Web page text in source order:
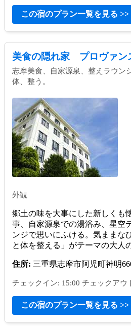
この宿のプラン一覧を見る >>
美食の隠れ家 プロヴァン
志摩美食、自家源泉、整えラウン
体、整う。
外観
郷土の味を大事にした新しくも
事、自家源泉での湯浴み、星空
ンジで思いにふける。気ままな
と体を整える」がテーマの大人
住所: 三重県志摩市阿児町神明
チェックイン: 15:00 チェックアウ
この宿のプラン一覧を見る >>